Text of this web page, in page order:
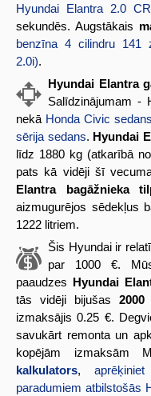
Hyundai Elantra 2.0
sekundēs. Augstākais
benzīna 4 cilindru 141
2.0i).
Hyundai Elantra
Salīdzinājumam -
nekā Honda Civic sedans
sērija sedans. Hyundai
līdz 1880 kg (atkarībā
pats kā vidēji šī
Elantra bagāžnieka
aizmugurējos sēdekļus
1222 litriem.
Šis Hyundai ir
par 1000 €.
paaudzes Hyundai
tās vidēji bijušas
izmaksājis 0.25 €.
savukārt remonta un
kopējām
kalkulators,
paradumiem atbilstošās